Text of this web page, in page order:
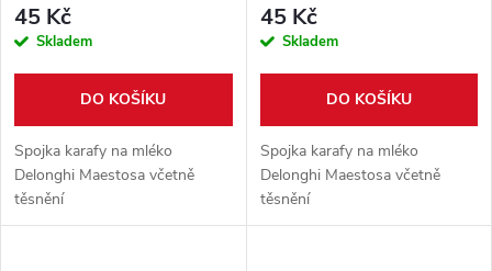
45 Kč
Skladem
DO KOŠÍKU
Spojka karafy na mléko
Delonghi Maestosa včetně
těsnění
45 Kč
Skladem
DO KOŠÍKU
Spojka karafy na mléko
Delonghi Maestosa včetně
těsnění